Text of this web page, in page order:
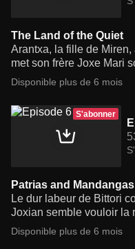
The Land of the Quiet
Arantxa, la fille de
met son frère Joxe Mari
Disponible plus de 6 mois
S'abonner
Patrias and Mandangas
Le dur labeur de Bittori
Joxian semble vouloir la
Disponible plus de 6 mois